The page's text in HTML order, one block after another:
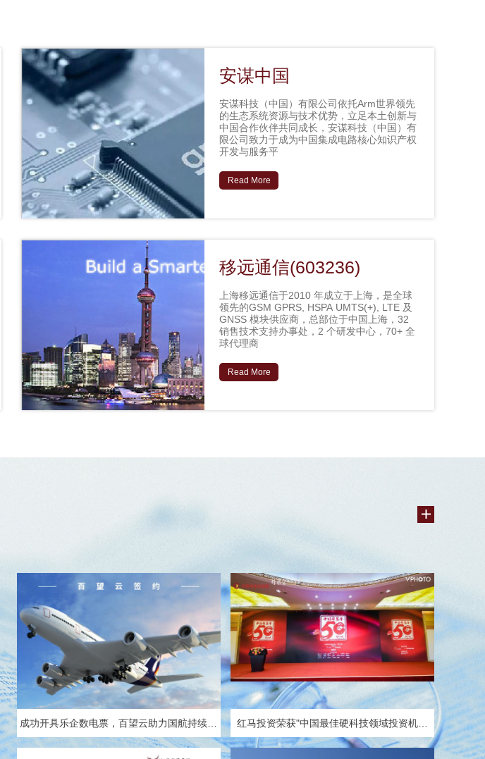
安谋中国
安谋科技（中国）有限公司依托Arm世界领先
的生态系统资源与技术优势，立足本土创新与
中国合作伙伴共同成长，安谋科技（中国）有
限公司致力于成为中国集成电路核心知识产权
开发与服务平
Read More
移远通信(603236)
上海移远通信于2010 年成立于上海，是全球
领先的GSM GPRS, HSPA UMTS(+), LTE 及
GNSS 模块供应商，总部位于中国上海，32
销售技术支持办事处，2 个研发中心，70+ 全
球代理商
Read More
成功开具乐企数电票，百望云助力国航持续挖
掘数字化融合
红马投资荣获"中国最佳硬科技领域投资机构
TOP10"